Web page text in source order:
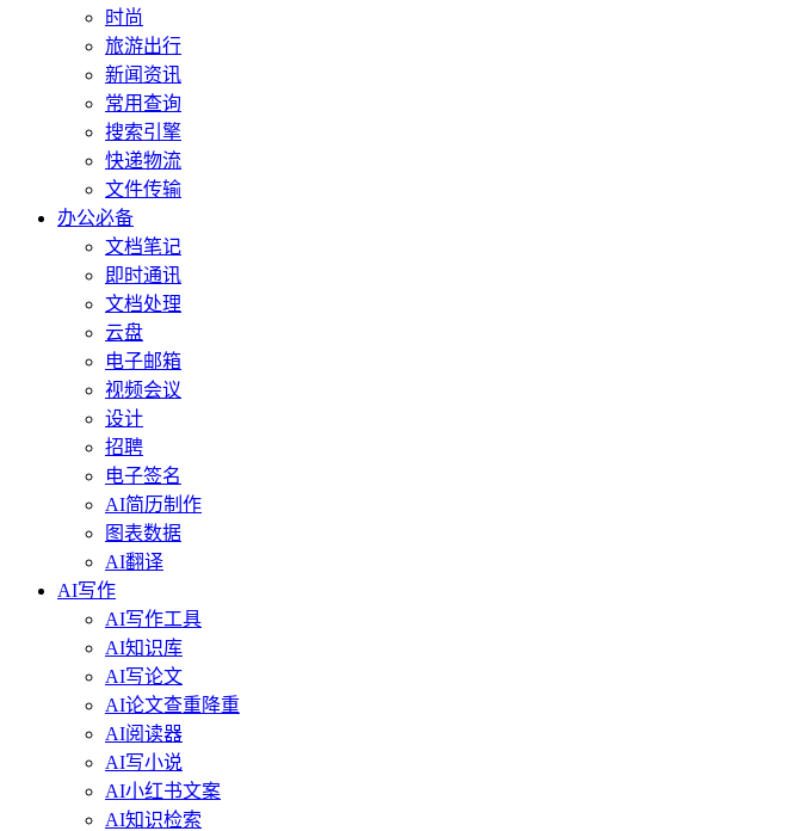
时尚
旅游出行
新闻资讯
常用查询
搜索引擎
快递物流
文件传输
办公必备
文档笔记
即时通讯
文档处理
云盘
电子邮箱
视频会议
设计
招聘
电子签名
AI简历制作
图表数据
AI翻译
AI写作
AI写作工具
AI知识库
AI写论文
AI论文查重降重
AI阅读器
AI写小说
AI小红书文案
AI知识检索